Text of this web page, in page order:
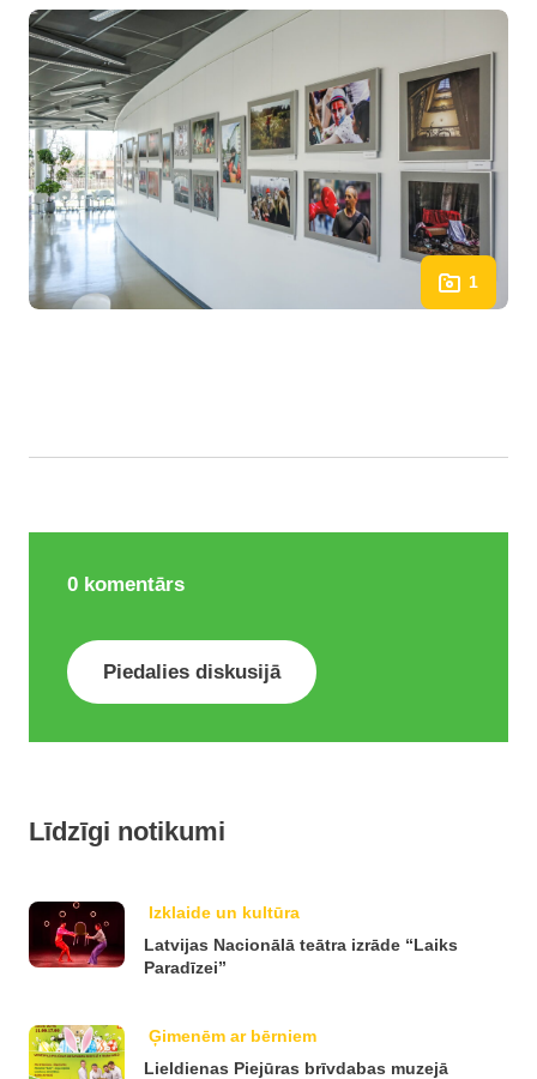
1
0 komentārs
Piedalies diskusijā
Līdzīgi notikumi
Izklaide un kultūra
Latvijas Nacionālā teātra izrāde “Laiks
Paradīzei”
Ģimenēm ar bērniem
Lieldienas Piejūras brīvdabas muzejā